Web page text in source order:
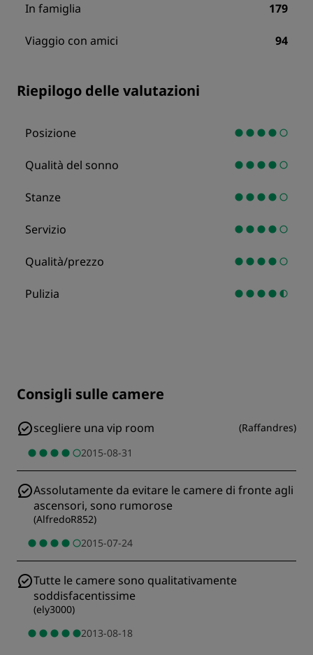
In famiglia 179
Viaggio con amici 94
Riepilogo delle valutazioni
Posizione
Qualità del sonno
Stanze
Servizio
Qualità/prezzo
Pulizia
Consigli sulle camere
scegliere una vip room (Raffandres)
2015-08-31
Assolutamente da evitare le camere di fronte agli
ascensori, sono rumorose
(AlfredoR852)
2015-07-24
Tutte le camere sono qualitativamente
soddisfacentissime
(ely3000)
2013-08-18